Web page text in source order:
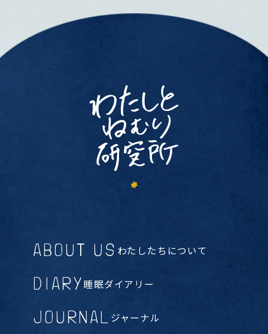
ABOUT US わたしたちについて
DIARY睡眠ダイアリー
JOURNAL ジャーナル